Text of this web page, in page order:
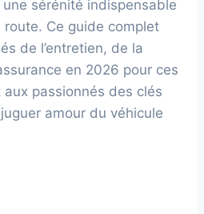
sérénité indispensable
Ce guide complet
de l’entretien, de la
en 2026 pour ces
passionnés des clés
amour du véhicule